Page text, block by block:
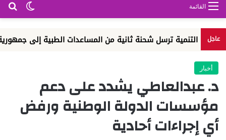
الوضع القائمة
عاجل ترسل شحنة ثانية من المساعدات الطبية إلى جمهورية
أخبار
د. عبدالعاطي يشدد على دعم
مؤسسات الدولة الوطنية ورفض
أي إجراءات أحادية